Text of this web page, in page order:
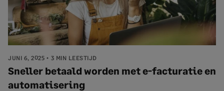
JUNI 6, 2025 3 MIN LEESTIJD
Sneller betaald worden met e-facturatie en
automatisering